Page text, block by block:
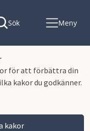
för att förbättra din
kakor du godkänner.
kakor
Sök Meny